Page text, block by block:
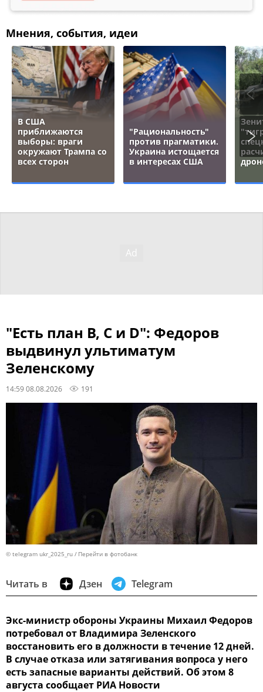
Мнения, события, идеи
В США
приближаются
выборы: враги
окружают Трампа со
всех сторон
"Рациональность"
против прагматики.
Украина истощается
в интересах США
"Есть план B, C и D": Федоров
выдвинул ультиматум
Зеленскому
14:59 08.08.2026 191
© telegram ukr_2025_ru Перейти в фотобанк
Читать в Дзен Telegram
Экс-министр обороны Украины Михаил Федоров
потребовал от Владимира Зеленского
восстановить его в должности в течение 12 дней.
В случае отказа или затягивания вопроса у него
есть запасные варианты действий. Об этом 8
августа сообщает РИА Новости